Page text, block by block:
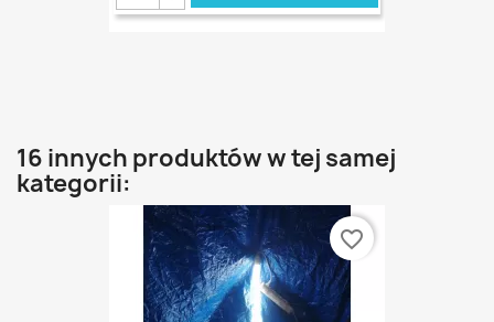
16 innych produktów w tej samej
kategorii:
favorite_border